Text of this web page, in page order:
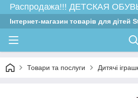
Распродажа!!! ДЕТСКАЯ
Інтернет-магазин товарів для дітей
Товари та послуги Дитячі